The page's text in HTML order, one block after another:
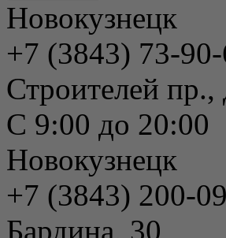
Новокузнецк
+7 (3843) 73-
Строителей пр.,
С 9:00 до 20:00
Новокузнецк
+7 (3843) 200-
Бардина, 30